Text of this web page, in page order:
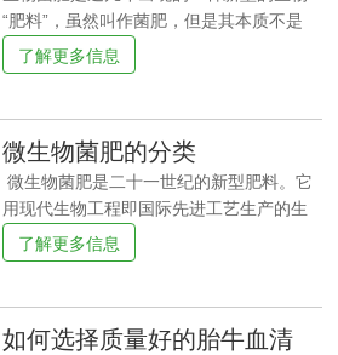
“肥料”，虽然叫作菌肥，但是其本质不是
肥，只是通过一些工厂的手段培养的一些
在土壤中有利于土壤和作物的有益菌类。
肥料混合后使用；对于果树之类的农产
品，每颗幼苗使用量为200克左右，成年后
的果树可以放射状沟施，每颗0.5-1公斤即
可。除此之外，微生物菌肥还可以用作蘸
苗灌根、拌苗床土、盆栽以及冲施等，各
好，否则就事倍功半了。使用方法：1、 用
得早，用得足，次数多。微生物菌剂到根
了解更多信息
微生物菌肥的分类
微生物菌肥是二十一世纪的新型肥料。它
用现代生物工程即国际先进工艺生产的生
物产品。微生物菌肥是根据土壤微生态学
原理、植物营养学原理、以及现代"有机农
物得到所需养分(肥料)的一种新型肥料生物
了解更多信息
如何选择质量好的胎牛血清